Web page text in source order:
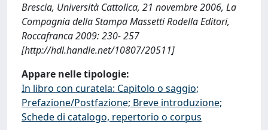
Brescia, Università Cattolica, 21 novembre 2006, La
Compagnia della Stampa Massetti Rodella Editori,
Roccafranca 2009: 230- 257
[http://hdl.handle.net/10807/20511]
Appare nelle tipologie:
In libro con curatela: Capitolo o saggio;
Prefazione/Postfazione; Breve introduzione;
Schede di catalogo, repertorio o corpus